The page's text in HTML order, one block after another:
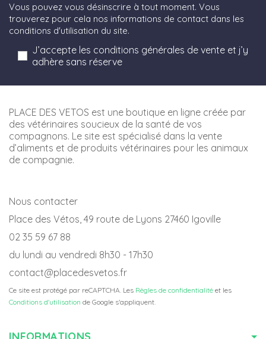
Vous pouvez vous désinscrire à tout moment. Vous
trouverez pour cela nos informations de contact dans les
conditions d'utilisation du site.
J’accepte les conditions générales de vente et j’y
adhère sans réserve
PLACE DES VETOS est une boutique en ligne créée par
des vétérinaires soucieux de la santé de vos
compagnons. Le site est spécialisé dans la vente
d’aliments et de produits vétérinaires pour les animaux
de compagnie.
Nous contacter
Place des Vétos, 49 route de Lyons 27460 Igoville
02 35 59 67 88
du lundi au vendredi 8h30 - 17h30
contact@placedesvetos.fr
Ce site est protégé par reCAPTCHA. Les Règles de confidentialité et les
Conditions d'utilisation de Google s'appliquent.